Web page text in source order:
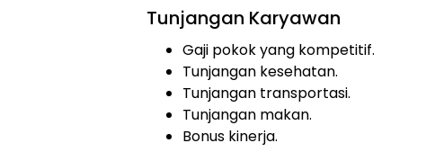
Tunjangan Karyawan
Gaji pokok yang kompetitif.
Tunjangan kesehatan.
Tunjangan transportasi.
Tunjangan makan.
Bonus kinerja.